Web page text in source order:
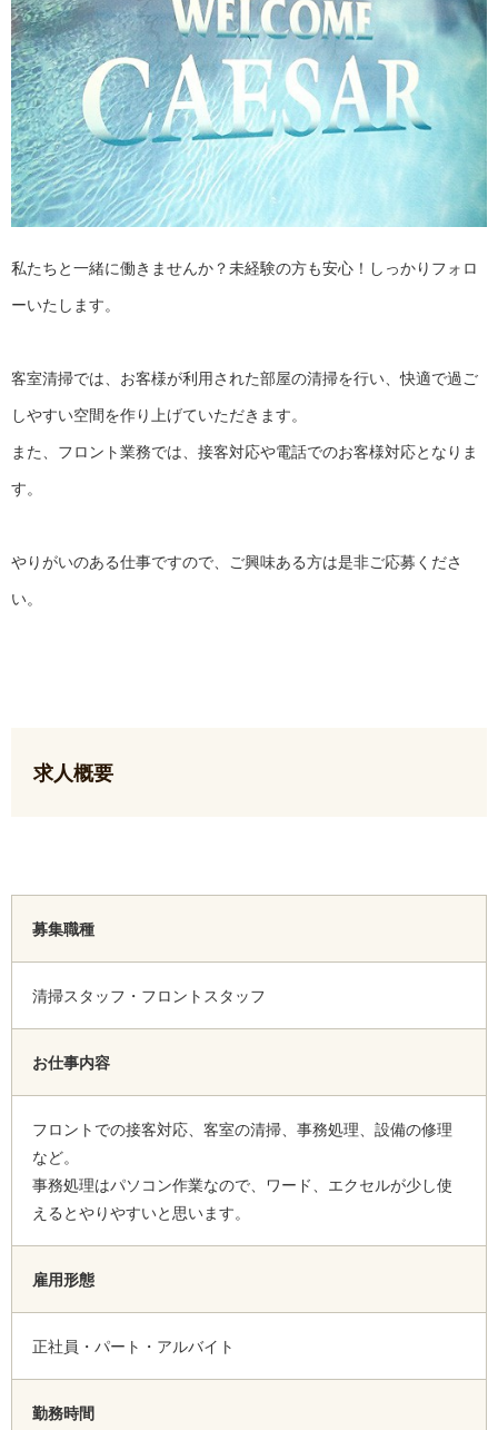
私たちと一緒に働きませんか？未経験の方も安心！しっかりフォロ
ーいたします。
客室清掃では、お客様が利用された部屋の清掃を行い、快適で過ご
しやすい空間を作り上げていただきます。
また、フロント業務では、接客対応や電話でのお客様対応となりま
す。
やりがいのある仕事ですので、ご興味ある方は是非ご応募くださ
い。
求人概要
募集職種
清掃スタッフ・フロントスタッフ
お仕事内容
フロントでの接客対応、客室の清掃、事務処理、設備の修理
など。
事務処理はパソコン作業なので、ワード、エクセルが少し使
えるとやりやすいと思います。
雇用形態
正社員・パート・アルバイト
勤務時間